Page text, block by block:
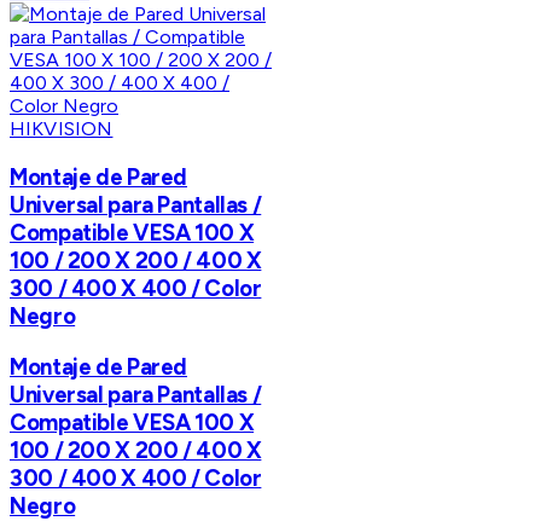
HIKVISION
Montaje de Pared
Universal para Pantallas /
Compatible VESA 100 X
100 / 200 X 200 / 400 X
300 / 400 X 400 / Color
Negro
Montaje de Pared
Universal para Pantallas /
Compatible VESA 100 X
100 / 200 X 200 / 400 X
300 / 400 X 400 / Color
Negro